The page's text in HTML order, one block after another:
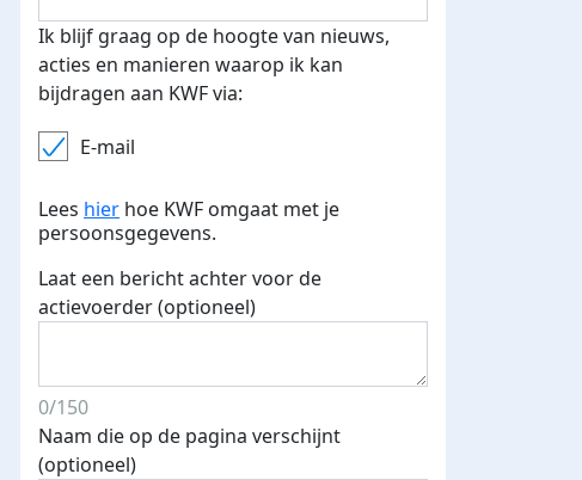
E-mails verstuurd
Bij 500 euro aan donaties ontvang
je je speciale KWF t-shirt!
Ik blijf graag op de hoogte van nieuws,
acties en manieren waarop ik kan
bijdragen aan KWF via:
E-mail
Lees hier hoe KWF omgaat met je
persoonsgegevens.
Laat een bericht achter voor de
actievoerder (optioneel)
0/150
Naam die op de pagina verschijnt
(optioneel)